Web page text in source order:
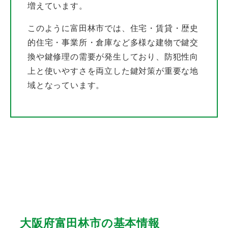
増えています。
このように富田林市では、住宅・賃貸・歴史
的住宅・事業所・倉庫など多様な建物で鍵交
換や鍵修理の需要が発生しており、防犯性向
上と使いやすさを両立した鍵対策が重要な地
域となっています。
大阪府富田林市の基本情報